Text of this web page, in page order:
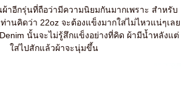
ผ้าอีกรุ่นที่ถือว่ามีความนิยมกันมากเพราะ สำหรับ
านคิดว่า 22oz จะต้องแข็งมากใส่ไม่ไหวแน่ๆเลย
นั้นจะไม่รู้สึกแข็งอย่างที่คิด ผ้ามีน้ำหลังแต่
ใส่ไปสักแล้วผ้าจะนุ่มขึ้น